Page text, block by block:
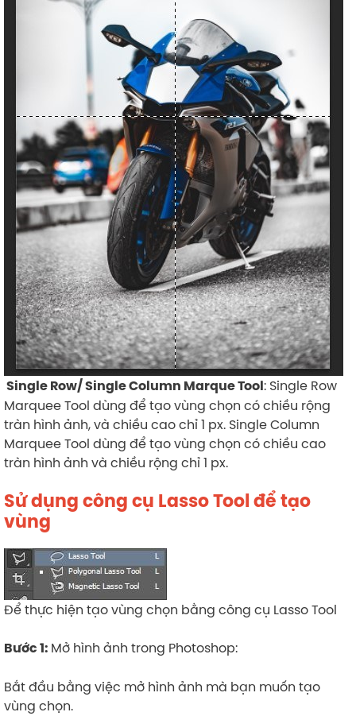
Single Row/ Single Column Marque Tool: Single Row
Marquee Tool dùng để tạo vùng chọn có chiều rộng
tràn hình ảnh, và chiều cao chỉ 1 px. Single Column
Marquee Tool dùng để tạo vùng chọn có chiều cao
tràn hình ảnh và chiều rộng chỉ 1 px.
Sử dụng công cụ Lasso Tool để tạo
vùng
Để thực hiện tạo vùng chọn bằng công cụ Lasso Tool
Bước 1: Mở hình ảnh trong Photoshop:
Bắt đầu bằng việc mở hình ảnh mà bạn muốn tạo
vùng chọn.